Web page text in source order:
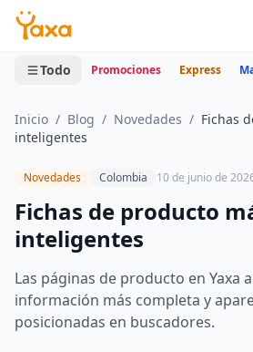
MINI CARRITO
0 productos
Todo Promociones Express
Inicio / Blog / Novedades / Fichas
inteligentes
Novedades Colombia 10 de junio de
Fichas de producto
inteligentes
Las páginas de producto en Yaxa
información más completa y
posicionadas en buscadores.